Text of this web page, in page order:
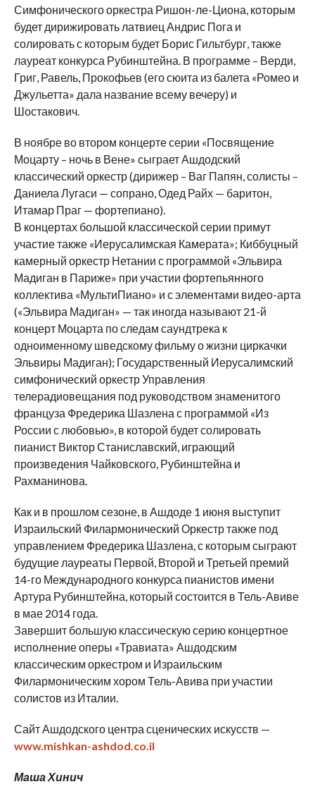
Симфонического оркестра Ришон-ле-Циона, которым
будет дирижировать латвиец Андрис Пога и
солировать с которым будет Борис Гильтбург, также
лауреат конкурса Рубинштейна. В программе – Верди,
Григ, Равель, Прокофьев (его сюита из балета «Ромео и
Джульетта» дала название всему вечеру) и
Шостакович.
В ноябре во втором концерте серии «Посвящение
Моцарту – ночь в Вене» сыграет Ашдодский
классический оркестр (дирижер – Ваг Папян, солисты –
Даниела Лугаси — сопрано, Одед Райх — баритон,
Итамар Праг — фортепиано).
В концертах большой классической серии примут
участие также «Иерусалимская Камерата»; Киббуцный
камерный оркестр Нетании с программой «Эльвира
Мадиган в Париже» при участии фортепьянного
коллектива «МультиПиано» и с элементами видео-арта
(«Эльвира Мадиган» — так иногда называют 21-й
концерт Моцарта по следам саундтрека к
одноименному шведскому фильму о жизни циркачки
Эльвиры Мадиган); Государственный Иерусалимский
симфонический оркестр Управления
телерадиовещания под руководством знаменитого
француза Фредерика Шазлена с программой «Из
России с любовью», в которой будет солировать
пианист Виктор Станиславский, играющий
произведения Чайковского, Рубинштейна и
Рахманинова.
Как и в прошлом сезоне, в Ашдоде 1 июня выступит
Израильский Филармонический Оркестр также под
управлением Фредерика Шазлена, с которым сыграют
будущие лауреаты Первой, Второй и Третьей премий
14-го Международного конкурса пианистов имени
Артура Рубинштейна, который состоится в Тель-Авиве
в мае 2014 года.
Завершит большую классическую серию концертное
исполнение оперы «Травиата» Ашдодским
классическим оркестром и Израильским
Филармоническим хором Тель-Авива при участии
солистов из Италии.
Сайт Ашдодского центра сценических искусств —
www.mishkan-ashdod.co.il
Маша Хинич